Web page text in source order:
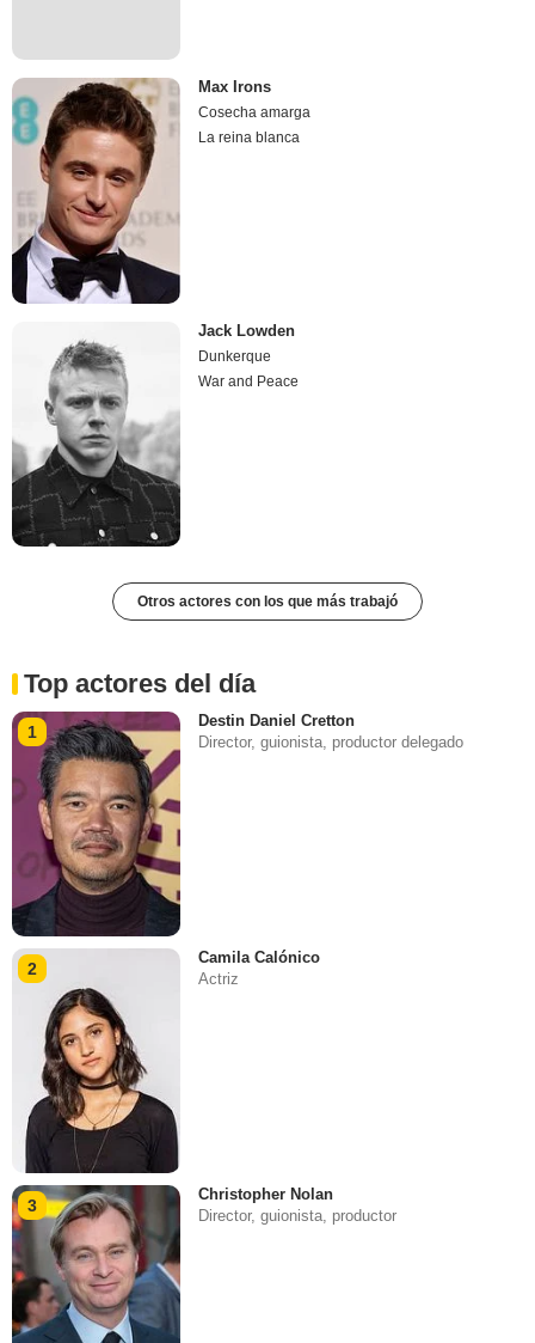
Max Irons
Cosecha amarga
La reina blanca
Jack Lowden
Dunkerque
War and Peace
Otros actores con los que más trabajó
Top actores del día
1
Destin Daniel Cretton
Director, guionista, productor delegado
2
Camila Calónico
Actriz
3
Christopher Nolan
Director, guionista, productor